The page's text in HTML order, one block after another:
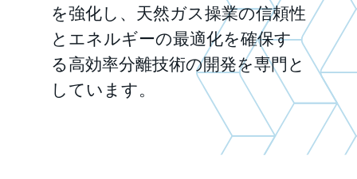
を強化し、天然ガス操業の信頼性
とエネルギーの最適化を確保す
る高効率分離技術の開発を専門と
しています。